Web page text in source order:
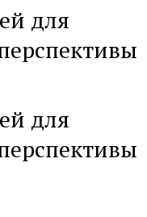
для
для